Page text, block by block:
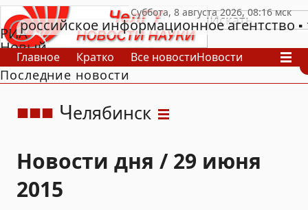
РИА
Новый
День
российское информационное агентство
Главное Кратко Все новостиНовости
В России
В мире
Последние новости
Челябинск
Новости дня / 29 июня
2015